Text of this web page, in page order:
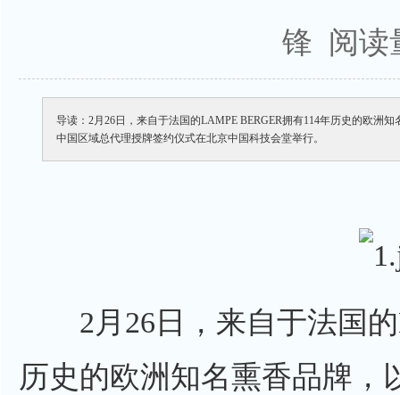
锋 阅读
导读：2月26日，来自于法国的LAMPE BERGER拥有114年历史的欧洲
中国区域总代理授牌签约仪式在北京中国科技会堂举行。
2月26日，来自于法国的
历史的欧洲知名熏香品牌，